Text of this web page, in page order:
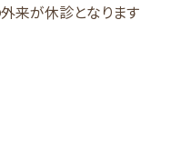
来が休診となります